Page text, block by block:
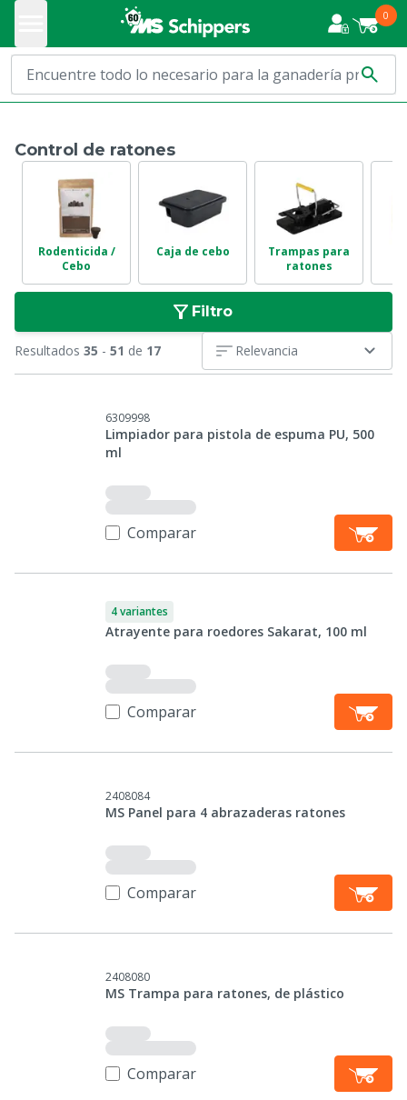
0
Control de ratones
Rodenticida /
Cebo
Caja de cebo
Trampas para
ratones
Filtro
Resultados 35 - 51 de 17 Relevancia
6309998
Limpiador para pistola de espuma PU, 500
ml
Comparar
4 variantes
Atrayente para roedores Sakarat, 100 ml
Comparar
2408084
MS Panel para 4 abrazaderas ratones
Comparar
2408080
MS Trampa para ratones, de plástico
Comparar